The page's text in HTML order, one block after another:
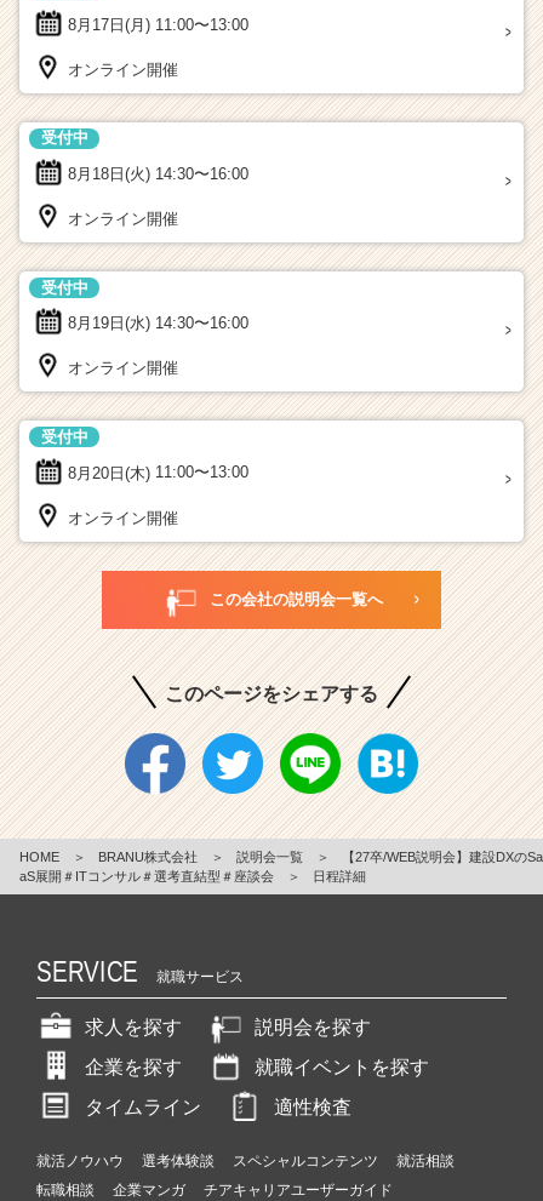
8月17日(月) 11:00〜13:00
オンライン開催
8月18日(火) 14:30〜16:00
受付中
オンライン開催
8月19日(水) 14:30〜16:00
受付中
オンライン開催
8月20日(木) 11:00〜13:00
受付中
オンライン開催
この会社の説明会一覧へ
このページをシェアする
HOME ＞ BRANU株式会社 ＞ 説明会一覧 ＞
【27卒/WEB説明会】建設DXのSa
aS展開＃ITコンサル＃選考直結型＃座談会
＞ 日程詳細
SERVICE 就職サービス
求人を探す
説明会を探す
企業を探す
就職イベントを探す
タイムライン
適性検査
就活ノウハウ 選考体験談 スペシャルコンテンツ
就活相談
転職相談
企業マンガ チアキャリアユーザーガイド